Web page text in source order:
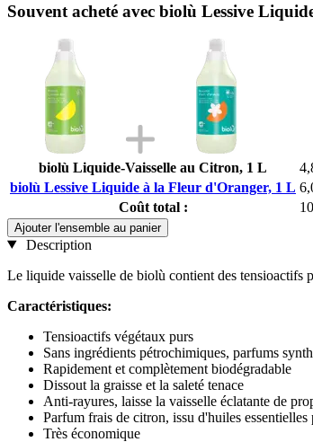
Souvent acheté avec biolù Lessive
biolù Liquide-Vaisselle au Citron, 1 L
biolù Lessive Liquide à la Fleur d'Oranger, 1 L
Coût total :
Ajouter l'ensemble au panier
Description
Le liquide vaisselle de biolù contient des tensioactifs
Caractéristiques:
Tensioactifs végétaux purs
Sans ingrédients pétrochimiques, parfums
Rapidement et complètement biodégradable
Dissout la graisse et la saleté tenace
Anti-rayures, laisse la vaisselle éclatante de
Parfum frais de citron, issu d'huiles essentielles
Très économique